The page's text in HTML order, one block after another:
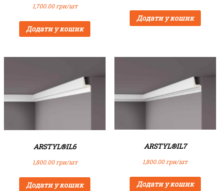
1,700.00грн/шт
Додати у кошик
Додати у кошик
ARSTYL®IL6
1,800.00грн/шт
Додати у кошик
ARSTYL®IL7
1,800.00грн/шт
Додати у кошик